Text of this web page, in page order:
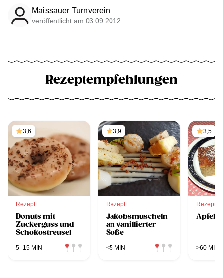
Maissauer Turnverein
veröffentlicht am 03.09.2012
Rezeptempfehlungen
3,6
Rezept
Donuts mit
Zuckerguss und
Schokostreusel
5–15 MIN
3,9
Rezept
Jakobsmuscheln
an vanillierter
Soße
<5 MIN
3,5
Rezept
>60 MIN